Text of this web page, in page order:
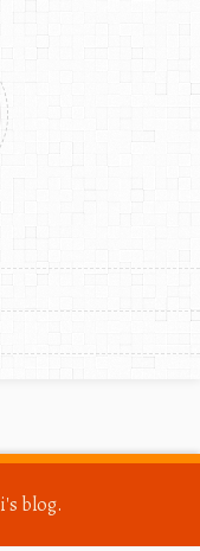
blog.